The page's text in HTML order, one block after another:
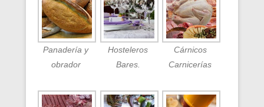
Panadería y
obrador
Hosteleros
Bares.
Cárnicos
Carnicerías